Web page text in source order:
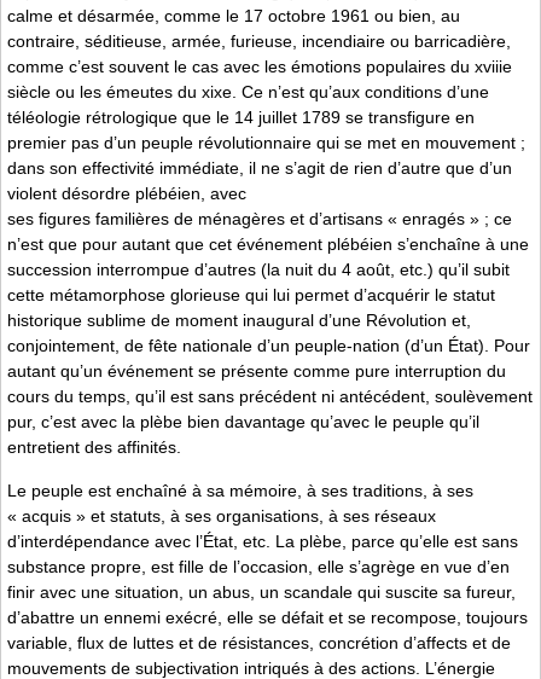
calme et désarmée, comme le 17 octobre 1961 ou bien, au
contraire, séditieuse, armée, furieuse, incendiaire ou barricadière,
comme c’est souvent le cas avec les émotions populaires du xviiie
siècle ou les émeutes du xixe. Ce n’est qu’aux conditions d’une
téléologie rétrologique que le 14 juillet 1789 se transfigure en
premier pas d’un peuple révolutionnaire qui se met en mouvement ;
dans son effectivité immédiate, il ne s’agit de rien d’autre que d’un
violent désordre plébéien, avec
ses figures familières de ménagères et d’artisans « enragés » ; ce
n’est que pour autant que cet événement plébéien s’enchaîne à une
succession interrompue d’autres (la nuit du 4 août, etc.) qu’il subit
cette métamorphose glorieuse qui lui permet d’acquérir le statut
historique sublime de moment inaugural d’une Révolution et,
conjointement, de fête nationale d’un peuple-nation (d’un État). Pour
autant qu’un événement se présente comme pure interruption du
cours du temps, qu’il est sans précédent ni antécédent, soulèvement
pur, c’est avec la plèbe bien davantage qu’avec le peuple qu’il
entretient des affinités.
Le peuple est enchaîné à sa mémoire, à ses traditions, à ses
« acquis » et statuts, à ses organisations, à ses réseaux
d’interdépendance avec l’État, etc. La plèbe, parce qu’elle est sans
substance propre, est fille de l’occasion, elle s’agrège en vue d’en
finir avec une situation, un abus, un scandale qui suscite sa fureur,
d’abattre un ennemi exécré, elle se défait et se recompose, toujours
variable, flux de luttes et de résistances, concrétion d’affects et de
mouvements de subjectivation intriqués à des actions. L’énergie